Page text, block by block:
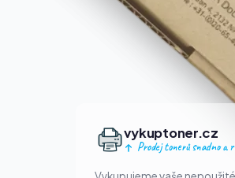
vykuptoner.cz
Prodej tonerů snadno a